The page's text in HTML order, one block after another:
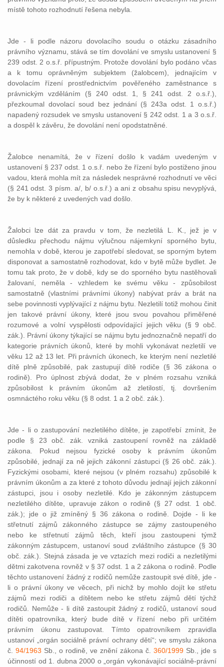
místě tohoto rozhodnutí řešena nebyla.
Jde - li podle názoru dovolacího soudu o otázku zásadního
právního významu, stává se tím dovolání ve smyslu ustanovení §
239 odst. 2 o.s.ř. přípustným. Protože dovolání bylo podáno včas
a k tomu oprávněným subjektem (žalobcem), jednajícím v
dovolacím řízení prostřednictvím pověřeného zaměstnance s
právnickým vzděláním (§ 240 odst. 1, § 241 odst. 2 o.s.ř.),
přezkoumal dovolací soud bez jednání (§ 243a odst. 1 o.s.ř.)
napadený rozsudek ve smyslu ustanovení § 242 odst. 1 a 3 o.s.ř.
a dospěl k závěru, že dovolání není opodstatněné.
Žalobce nenamítá, že v řízení došlo k vadám uvedeným v
ustanovení § 237 odst. 1 o.s.ř. nebo že řízení bylo postiženo jinou
vadou, která mohla mít za následek nesprávné rozhodnutí ve věci
(§ 241 odst. 3 písm. a/, b/ o.s.ř.) a ani z obsahu spisu nevyplývá,
že by k některé z uvedených vad došlo.
Žalobci lze dát za pravdu v tom, že nezletilá L. K., jež je v
důsledku přechodu nájmu výlučnou nájemkyní sporného bytu,
nemohla v době, kterou je zapotřebí sledovat, se sporným bytem
disponovat a samostatně rozhodovat, kdo v bytě může bydlet. Je
tomu tak proto, že v době, kdy se do sporného bytu nastěhovali
žalovaní, neměla - vzhledem ke svému věku - způsobilost
samostatně (vlastními právními úkony) nabývat práv a brát na
sebe povinnosti vyplývající z nájmu bytu. Nezletilí totiž mohou činit
jen takové právní úkony, které jsou svou povahou přiměřené
rozumové a volní vyspělosti odpovídající jejich věku (§ 9 obč.
zák.). Právní úkony týkající se nájmu bytu jednoznačně nepatří do
kategorie právních úkonů, které by mohli vykonávat nezletilí ve
věku 12 až 13 let. Při právních úkonech, ke kterým není nezletilé
dítě plně způsobilé, pak zastupují dítě rodiče (§ 36 zákona o
rodině). Pro úplnost zbývá dodat, že v plném rozsahu vzniká
způsobilost k právním úkonům až zletilostí, tj. dovršením
osmnáctého roku věku (§ 8 odst. 1 a 2 obč. zák.).
Jde - li o zastupování nezletilého dítěte, je zapotřebí zmínit, že
podle § 23 obč. zák. vzniká zastoupení rovněž na základě
zákona. Pokud nejsou fyzické osoby k právním úkonům
způsobilé, jednají za ně jejich zákonní zástupci (§ 26 obč. zák.).
Fyzickými osobami, které nejsou (v plném rozsahu) způsobilé k
právním úkonům a za které z tohoto důvodu jednají jejich zákonní
zástupci, jsou i osoby nezletilé. Kdo je zákonným zástupcem
nezletilého dítěte, upravuje zákon o rodině (§ 27 odst. 1 obč.
zák.); jde o již zmíněný § 36 zákona o rodině. Dojde - li ke
střetnutí zájmů zákonného zástupce se zájmy zastoupeného
nebo ke střetnutí zájmů těch, kteří jsou zastoupeni týmž
zákonným zástupcem, ustanoví soud zvláštního zástupce (§ 30
obč. zák.). Stejná zásada je ve vztazích mezi rodiči a nezletilými
dětmi zakotvena rovněž v § 37 odst. 1 a 2 zákona o rodině. Podle
těchto ustanovení žádný z rodičů nemůže zastoupit své dítě, jde -
li o právní úkony ve věcech, při nichž by mohlo dojít ke střetu
zájmů mezi rodiči a dítětem nebo ke střetu zájmů dětí týchž
rodičů. Nemůže - li dítě zastoupit žádný z rodičů, ustanoví soud
dítěti opatrovníka, který bude dítě v řízení nebo při určitém
právním úkonu zastupovat. Tímto opatrovníkem zpravidla
ustanoví „orgán sociálně právní ochrany dětí“; ve smyslu zákona
č. 94/1963 Sb., o rodině, ve znění zákona č. 360/1999 Sb., jde s
účinností od 1. dubna 2000 o „orgán vykonávající sociálně-právní